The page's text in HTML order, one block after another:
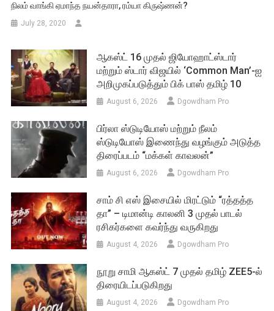
நிலம் வாங்கி ஏமாந்த நயன்தாரா, ரம்யா கிருஷ்ணன்?
July 28, 2020
ஆகஸ்ட் 16 முதல் ஜியோஹாட்ஸ்டார்
மற்றும் ஸ்டார் விஜயில் ‘Common Man’-ஐ
அறிமுகப்படுத்தும் பிக் பாஸ் தமிழ் 10
August 6, 2026 Dgowdham Pro
பிர்லா ஸ்டுடியோஸ் மற்றும் நீலம்
ஸ்டுடியோஸ் இணைந்து வழங்கும் அடுத்த
திரைப்படம் “மக்கள் காவலன்”
August 6, 2026 Dgowdham Pro
சாம் சி எஸ் இசையில் மிரட்டும் “ரத்தத்த
தா” – டிமான்டி காலனி 3 முதல் பாடல்
ரசிகர்களை கவர்ந்து வருகிறது
August 4, 2026 Dgowdham Pro
நூறு சாமி ஆகஸ்ட் 7 முதல் தமிழ் ZEE5-ல்
திரையிடப்படுகிறது
August 4, 2026 Dgowdham Pro